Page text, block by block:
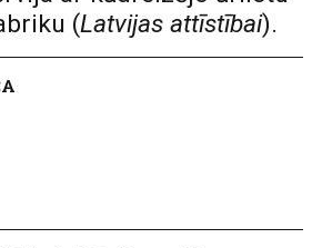
(Latvijas attīstībai).